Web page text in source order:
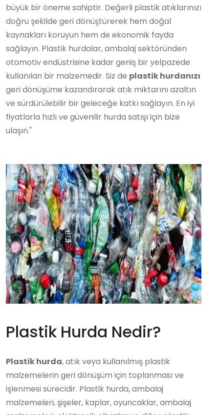
büyük bir öneme sahiptir. Değerli plastik atıklarınızı
doğru şekilde geri dönüştürerek hem doğal
kaynakları koruyun hem de ekonomik fayda
sağlayın. Plastik hurdalar, ambalaj sektöründen
otomotiv endüstrisine kadar geniş bir yelpazede
kullanılan bir malzemedir. Siz de plastik hurdanızı
geri dönüşüme kazandırarak atık miktarını azaltın
ve sürdürülebilir bir geleceğe katkı sağlayın. En iyi
fiyatlarla hızlı ve güvenilir hurda satışı için bize
ulaşın."
Plastik Hurda Nedir?
Plastik hurda, atık veya kullanılmış plastik
malzemelerin geri dönüşüm için toplanması ve
işlenmesi sürecidir. Plastik hurda, ambalaj
malzemeleri, şişeler, kaplar, oyuncaklar, ambalaj